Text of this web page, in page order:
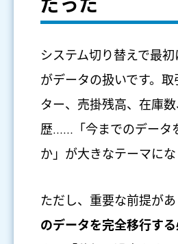
システム切り替えで最
がデータの扱いです。
ター、売掛残高、在庫
歴……「今までのデータ
か」が大きなテーマにな
ただし、重要な前提があ
のデータを完全移行す